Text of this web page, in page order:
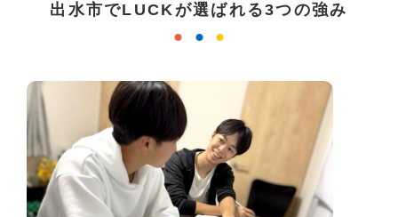
出水市でLUCKが選ばれる3つの強み